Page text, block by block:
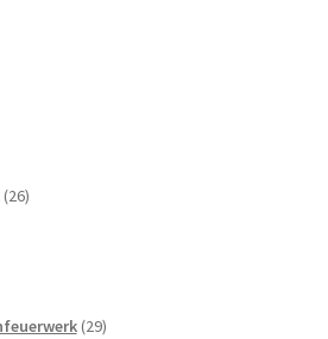
2626
2929